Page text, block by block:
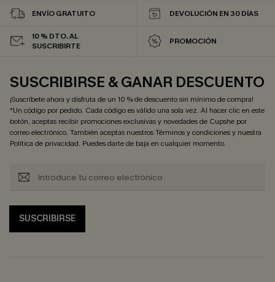
ENVÍO GRATUITO DEVOLUCIÓN EN 30 DÍAS
10 % DTO. AL
SUSCRIBIRTE
PROMOCIÓN
SUSCRIBIRSE & GANAR DESCUENTO
¡Suscríbete ahora y disfruta de un 10 % de descuento sin mínimo de compra!
*Un código por pedido. Cada código es válido una sola vez. Al hacer clic en este
botón, aceptas recibir promociones exclusivas y novedades de Cupshe por
correo electrónico. También aceptas nuestrosTérminos y condicionesy nuestra
Política de privacidad. Puedes darte de baja en cualquier momento.
SUSCRIBIRSE